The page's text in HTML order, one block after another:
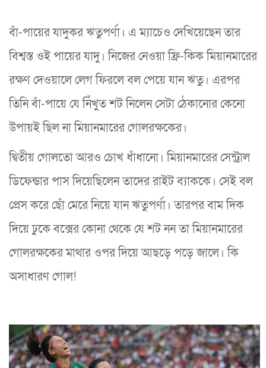
বাঁ-পায়ের যাদুকর ঋতুপর্ণা। এ ম্যাচেও দেখিয়েছেন তার
বিশ্বস্ত ওই পায়ের যাদু। নিজের নেওয়া ফ্রি-কিক মিয়ানমারের
রক্ষণ দেওয়ালে লেগ ফিরলে বল পেয়ে যান ঋতু। এরপর
তিনি বাঁ-পায়ে যে নিঁখুত শট নিলেন সেটা ঠেকানোর কেনো
উপায়ই ছিল না মিয়ানমারের গোলরক্ষকের।
দ্বিতীয় গোলতো আরও চোখ ধাঁধানো। মিয়ানমারের সেন্ট্রাল
ডিফেন্ডার পাস দিয়েছিলেন তাদের রাইট ব্যাককে। সেই বল
প্রেস করে ছোঁ মেরে নিয়ে যান ঋতুপর্ণা। তারপর বাম দিক
দিয়ে ঢুকে বক্সের কোনা থেকে যে শট নন তা মিয়ানমারের
গোলরক্ষকের মাথার ওপর দিয়ে আছড়ে পড়ে জালে। কি
অসাধারণ গোল!